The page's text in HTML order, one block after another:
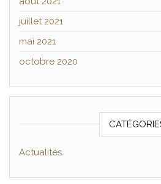
juillet 2021
mai 2021
octobre 2020
Actualités